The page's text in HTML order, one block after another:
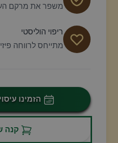
משפר את מרקם
ריפוי הוליסטי
מתייחס לרווחה
הזמינו
קנה